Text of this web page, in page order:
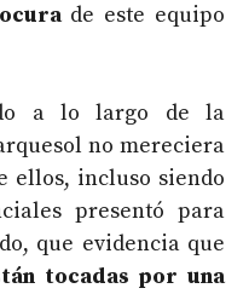
de este equipo
a lo largo de la
no mereciera
ellos, incluso siendo
presentó para
que evidencia que
tocadas por una